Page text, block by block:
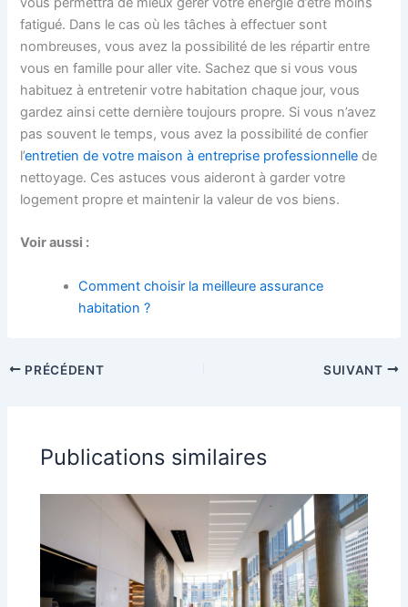
fatigué. Dans le cas où les tâches à effectuer sont
nombreuses, vous avez la possibilité de les répartir entre
vous en famille pour aller vite. Sachez que si vous vous
habituez à entretenir votre habitation chaque jour, vous
gardez ainsi cette dernière toujours propre. Si vous n’avez
pas souvent le temps, vous avez la possibilité de confier
l’entretien de votre maison à entreprise professionnelle de
nettoyage. Ces astuces vous aideront à garder votre
logement propre et maintenir la valeur de vos biens.
Voir aussi :
Comment choisir la meilleure assurance
habitation ?
PRÉCÉDENT SUIVANT
Publications similaires